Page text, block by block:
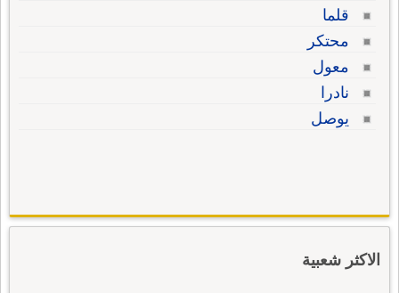
قلما
محتكر
معول
نادرا
يوصل
الاكثر شعبية